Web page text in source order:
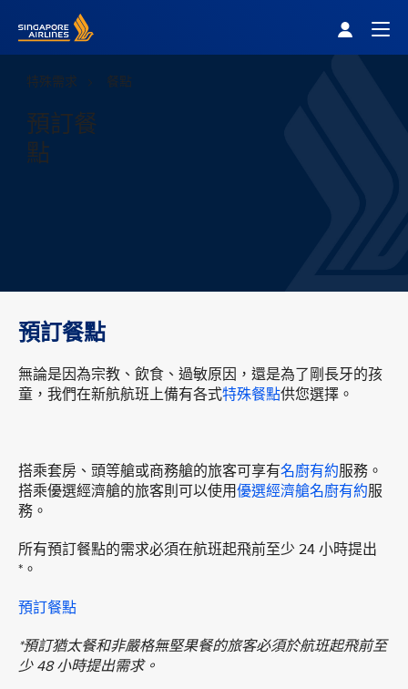
特殊需求 餐點
預訂餐
點
預訂餐點
無論是因為宗教、飲食、過敏原因，還是為了剛長牙的孩
童，我們在新航航班上備有各式特殊餐點供您選擇。
搭乘套房、頭等艙或商務艙的旅客可享有名廚有約服務。
搭乘優選經濟艙的旅客則可以使用優選經濟艙名廚有約服
務。
所有預訂餐點的需求必須在航班起飛前至少 24 小時提出
*。
預訂餐點
*預訂猶太餐和非嚴格無堅果餐的旅客必須於航班起飛前至
少 48 小時提出需求。